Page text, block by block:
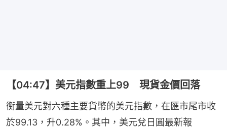
【04:47】美元指數重上99 現貨金價回落
衡量美元對六種主要貨幣的美元指數，在匯市尾市收
於99.13，升0.28%。其中，美元兌日圓最新報